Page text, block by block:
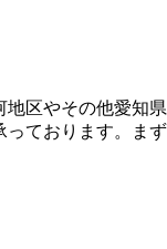
地区やその他愛知県
っております。まず